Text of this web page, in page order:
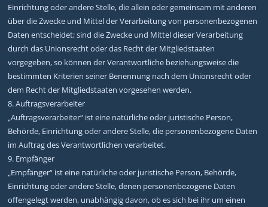
Einrichtung oder andere Stelle, die allein oder gemeinsam mit anderen
über die Zwecke und Mittel der Verarbeitung von personenbezogenen
Daten entscheidet; sind die Zwecke und Mittel dieser Verarbeitung
durch das Unionsrecht oder das Recht der Mitgliedstaaten
vorgegeben, so können der Verantwortliche beziehungsweise die
bestimmten Kriterien seiner Benennung nach dem Unionsrecht oder
dem Recht der Mitgliedstaaten vorgesehen werden.
8. Auftragsverarbeiter
„Auftragsverarbeiter“ ist eine natürliche oder juristische Person,
Behörde, Einrichtung oder andere Stelle, die personenbezogene Daten
im Auftrag des Verantwortlichen verarbeitet.
9. Empfänger
„Empfänger“ ist eine natürliche oder juristische Person, Behörde,
Einrichtung oder andere Stelle, denen personenbezogene Daten
offengelegt werden, unabhängig davon, ob es sich bei ihr um einen